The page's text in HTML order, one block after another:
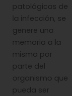
patológicas de
la infección, se
genere una
memoria a la
misma por
parte del
organismo que
pueda ser